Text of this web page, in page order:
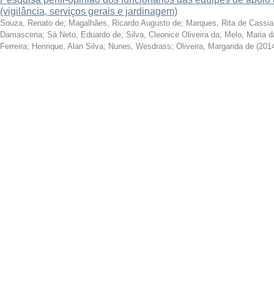
(vigilância, serviços gerais e jardinagem)
Souza, Renato de; Magalhães, Ricardo Augusto de; Marques, Rita de
Damascena; Sá Neto, Eduardo de; Silva, Cleonice Oliveira da; Melo, Maria
Ferreira; Henrique, Alan Silva; Nunes, Wesdrass; Oliveira, Margarida de (